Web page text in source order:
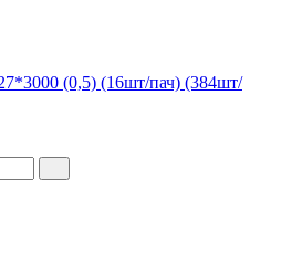
(0,5) (16шт/пач) (384шт/